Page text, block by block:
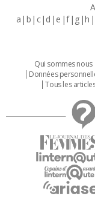
a b c d e f g h
Qui sommes nous
Données
Tous les